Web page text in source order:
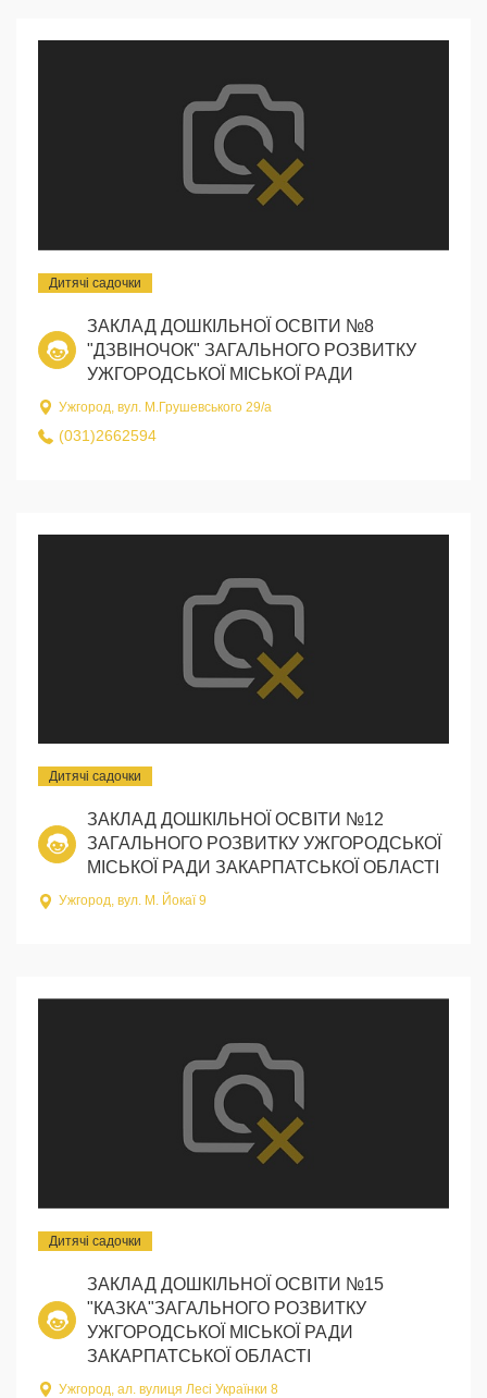
Дитячі садочки
ЗАКЛАД ДОШКІЛЬНОЇ ОСВІТИ №8
"ДЗВІНОЧОК" ЗАГАЛЬНОГО РОЗВИТКУ
УЖГОРОДСЬКОЇ МІСЬКОЇ РАДИ
Ужгород, вул. М.Грушевського 29/а
(031)2662594
Дитячі садочки
ЗАКЛАД ДОШКІЛЬНОЇ ОСВІТИ №12
ЗАГАЛЬНОГО РОЗВИТКУ УЖГОРОДСЬКОЇ
МІСЬКОЇ РАДИ ЗАКАРПАТСЬКОЇ ОБЛАСТІ
Ужгород, вул. М. Йокаї 9
Дитячі садочки
ЗАКЛАД ДОШКІЛЬНОЇ ОСВІТИ №15
"КАЗКА"ЗАГАЛЬНОГО РОЗВИТКУ
УЖГОРОДСЬКОЇ МІСЬКОЇ РАДИ
ЗАКАРПАТСЬКОЇ ОБЛАСТІ
Ужгород, ал. вулиця Лесі Українки 8